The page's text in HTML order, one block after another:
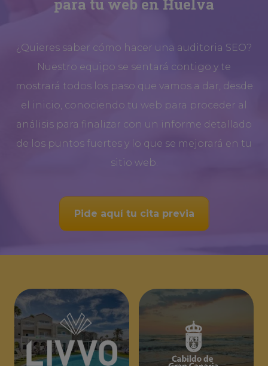
para tu web en Huelva
¿Quieres saber cómo hacer una auditoria SEO?
Nuestro equipo se sentará contigo y te
mostrará todos los paso que vamos a dar, desde
el inicio, conociendo tu web para proceder al
análisis para finalizar con un informe detallado
de los puntos fuertes y lo que se mejorará en tu
sitio web.
Pide aquí tu cita previa